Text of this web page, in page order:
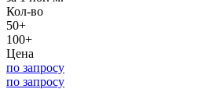
Кол-во
50+
100+
Цена
по запросу
по запросу